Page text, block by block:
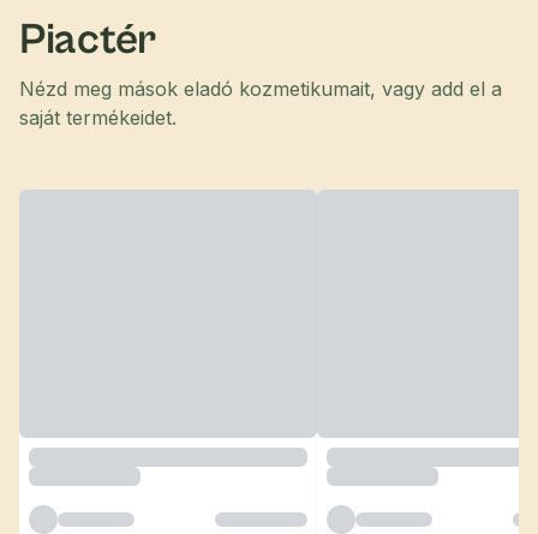
Piactér
Nézd meg mások eladó kozmetikumait, vagy add el a
saját termékeidet.